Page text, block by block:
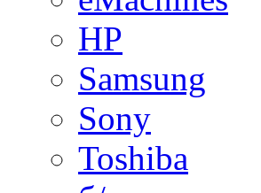
HP
Samsung
Sony
Toshiba